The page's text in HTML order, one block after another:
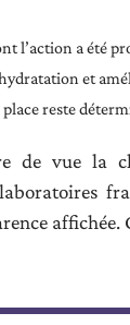
l’action a été
et
reste
de vue la
affichée.